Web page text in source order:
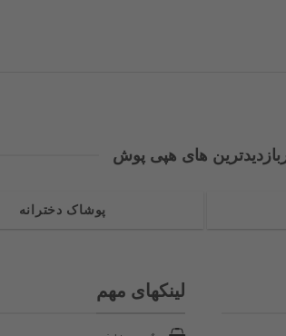
های هپی پوش
پوشاک دخترانه
لینکهای مهم